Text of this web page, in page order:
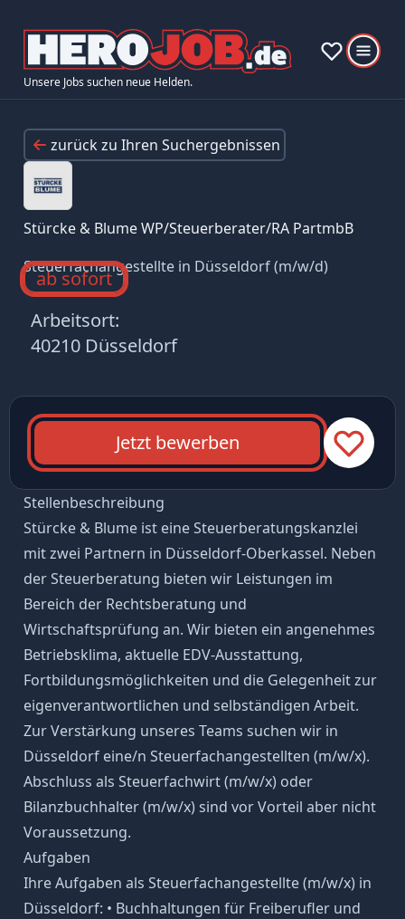
Unsere Jobs suchen neue Helden.
zurück zu Ihren Suchergebnissen
Stürcke & Blume WP/Steuerberater/RA PartmbB
Steuerfachangestellte in Düsseldorf (m/w/d)
ab sofort
Arbeitsort:
40210 Düsseldorf
Jetzt bewerben
Stellenbeschreibung
Stürcke & Blume ist eine Steuerberatungskanzlei
mit zwei Partnern in Düsseldorf-Oberkassel. Neben
der Steuerberatung bieten wir Leistungen im
Bereich der Rechtsberatung und
Wirtschaftsprüfung an. Wir bieten ein angenehmes
Betriebsklima, aktuelle EDV-Ausstattung,
Fortbildungsmöglichkeiten und die Gelegenheit zur
eigenverantwortlichen und selbständigen Arbeit.
Zur Verstärkung unseres Teams suchen wir in
Düsseldorf eine/n Steuerfachangestellten (m/w/x).
Abschluss als Steuerfachwirt (m/w/x) oder
Bilanzbuchhalter (m/w/x) sind vor Vorteil aber nicht
Voraussetzung.
Aufgaben
Ihre Aufgaben als Steuerfachangestellte (m/w/x) in
Düsseldorf: • Buchhaltungen für Freiberufler und